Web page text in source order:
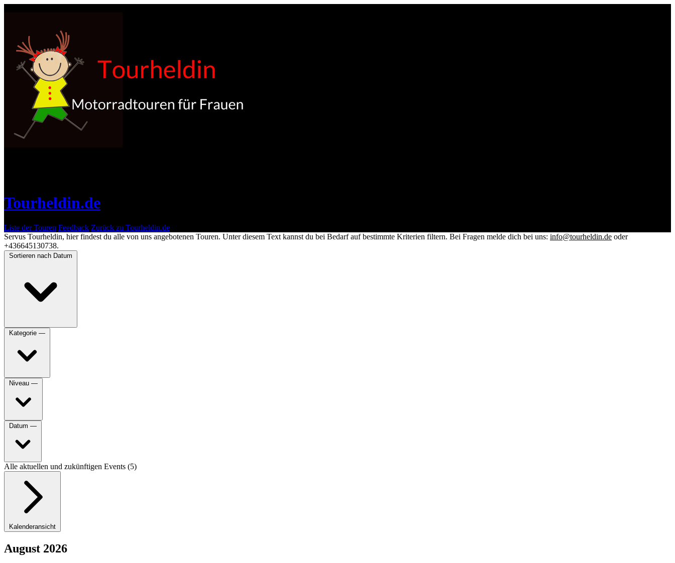
Tourheldin.de
Liste der Touren Feedback Zurück zu Tourheldin.de
Servus Tourheldin, hier findest du alle von uns angebotenen Touren. Unter diesem Text kannst du bei Bedarf auf bestimmte Kriterien filtern. Bei Fragen melde dich bei uns: info@tourheldin.de oder
+436645130738.
Sortieren nach Datum
Kategorie —
Niveau —
Datum —
Alle aktuellen und zukünftigen Events (5)
Kalenderansicht
August 2026